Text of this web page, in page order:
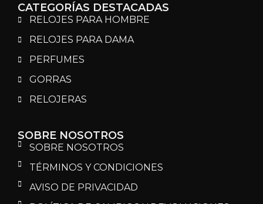
CATEGORÍAS DESTACADAS
RELOJES PARA HOMBRE
RELOJES PARA DAMA
PERFUMES
GORRAS
RELOJERAS
SOBRE NOSOTROS
SOBRE NOSOTROS
TÉRMINOS Y CONDICIONES
AVISO DE PRIVACIDAD